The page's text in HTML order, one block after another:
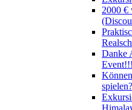
2000 €
Danke
Event!!!
spielen?